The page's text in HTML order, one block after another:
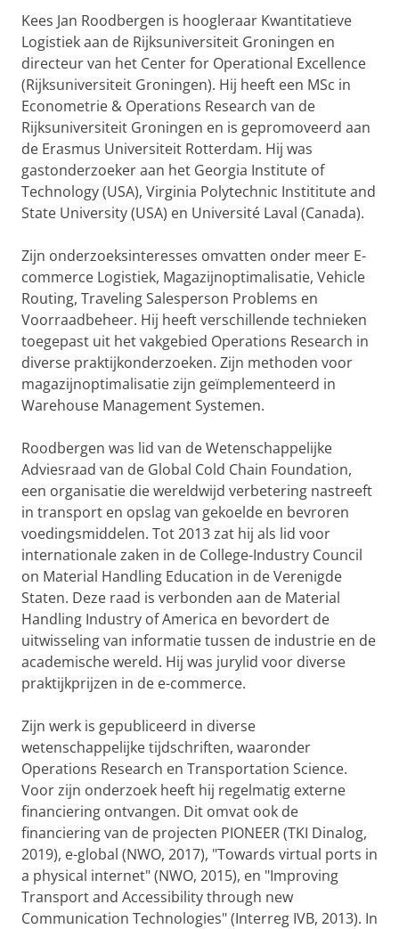
r
c
h
P
o
r
t
a
l
Kees Jan Roodbergen is hoogleraar Kwantitatieve
Logistiek aan de Rijksuniversiteit Groningen en
directeur van het Center for Operational Excellence
(Rijksuniversiteit Groningen). Hij heeft een MSc in
Econometrie & Operations Research van de
Rijksuniversiteit Groningen en is gepromoveerd aan
de Erasmus Universiteit Rotterdam. Hij was
gastonderzoeker aan het Georgia Institute of
Technology (USA), Virginia Polytechnic Instititute and
State University (USA) en Université Laval (Canada).
Zijn onderzoeksinteresses omvatten onder meer E-
commerce Logistiek, Magazijnoptimalisatie, Vehicle
Routing, Traveling Salesperson Problems en
Voorraadbeheer. Hij heeft verschillende technieken
toegepast uit het vakgebied Operations Research in
diverse praktijkonderzoeken. Zijn methoden voor
magazijnoptimalisatie zijn geïmplementeerd in
Warehouse Management Systemen.
Roodbergen was lid van de Wetenschappelijke
Adviesraad van de Global Cold Chain Foundation,
een organisatie die wereldwijd verbetering nastreeft
in transport en opslag van gekoelde en bevroren
voedingsmiddelen. Tot 2013 zat hij als lid voor
internationale zaken in de College-Industry Council
on Material Handling Education in de Verenigde
Staten. Deze raad is verbonden aan de Material
Handling Industry of America en bevordert de
uitwisseling van informatie tussen de industrie en de
academische wereld. Hij was jurylid voor diverse
praktijkprijzen in de e-commerce.
Zijn werk is gepubliceerd in diverse
wetenschappelijke tijdschriften, waaronder
Operations Research en Transportation Science.
Voor zijn onderzoek heeft hij regelmatig externe
financiering ontvangen. Dit omvat ook de
financiering van de projecten PIONEER (TKI Dinalog,
2019), e-global (NWO, 2017), "Towards virtual ports in
a physical internet" (NWO, 2015), en "Improving
Transport and Accessibility through new
Communication Technologies" (Interreg IVB, 2013). In